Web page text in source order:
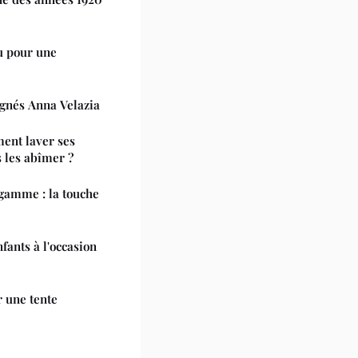
pour une
Anna Velazia
laver ses
les abîmer ?
: la touche
à l'occasion
tente